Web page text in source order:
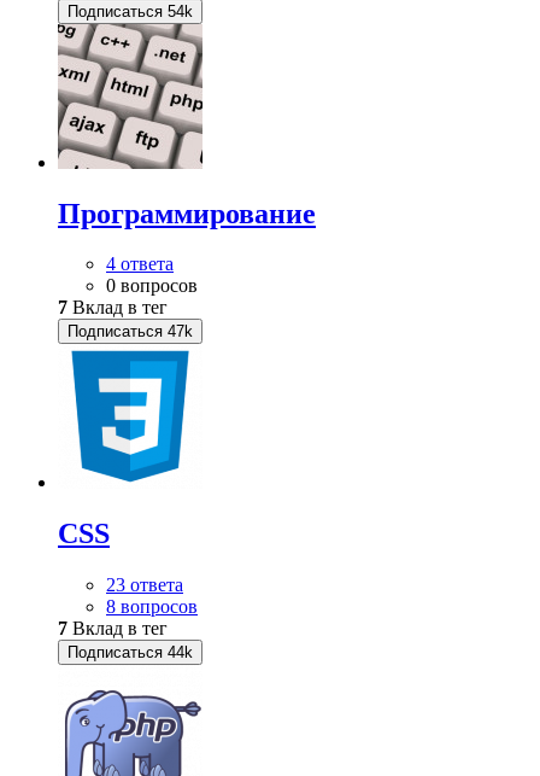
Подписаться 54k
Программирование
4 ответа
0 вопросов
7 Вклад в тег
Подписаться 47k
CSS
23 ответа
8 вопросов
7 Вклад в тег
Подписаться 44k